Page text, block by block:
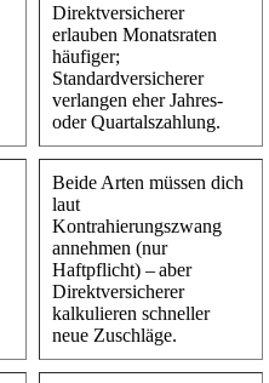
Direktversicherer
erlauben Monatsraten
häufiger;
Standardversicherer
verlangen eher Jahres‑
oder Quartalszahlung.
Beide Arten müssen dich
laut
Kontrahierungszwang
annehmen (nur
Haftpflicht) – aber
Direktversicherer
kalkulieren schneller
neue Zuschläge.